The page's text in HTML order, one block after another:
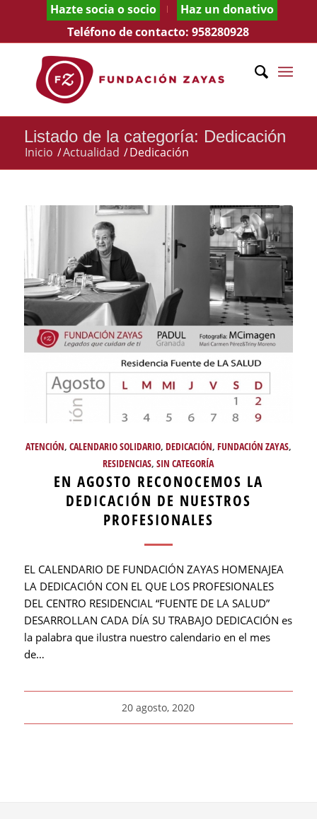
Hazte socia o socio
Haz un donativo
Teléfono de contacto:958280928
Listado de la categoría: Dedicación
Inicio /Actualidad /Dedicación
ATENCIÓN, CALENDARIO SOLIDARIO, DEDICACIÓN, FUNDACIÓN ZAYAS,
RESIDENCIAS,SIN CATEGORÍA
EN AGOSTO RECONOCEMOS LA
DEDICACIÓN DE NUESTROS
PROFESIONALES
EL CALENDARIO DE FUNDACIÓN ZAYAS HOMENAJEA
LA DEDICACIÓN CON EL QUE LOS PROFESIONALES
DEL CENTRO RESIDENCIAL “FUENTE DE LA SALUD”
DESARROLLAN CADA DÍA SU TRABAJO DEDICACIÓN es
la palabra que ilustra nuestro calendario en el mes
de…
20 agosto, 2020